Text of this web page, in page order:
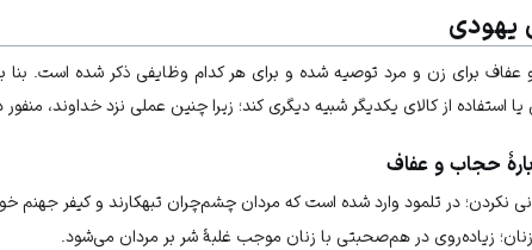
یهودی
برای زن و مرد توصیه شده و برای هر کدام وظایفی ذکر شده است. بنا
استفاده از کالای یکدیگر شبیه دیگری کند؛ زیرا چنین عملی نزد خداوند،
حجاب و عفاف
نکردن؛ در تلمود وارد شده است که مردان چشم‌چران تبهکارند و کیفر جهنم
زنان؛ زیاده‌روی در هم‌صحبتی با زنان موجب غلبۀ شر بر مردان می‌شود.